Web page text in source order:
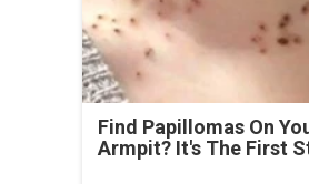
Find Papillomas On
Armpit? It's The First